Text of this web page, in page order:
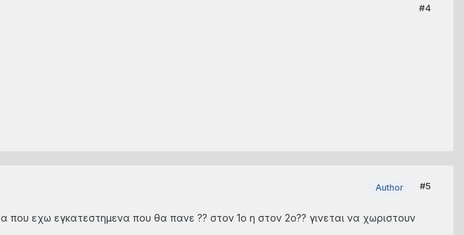
#4
Author #5
εχω εγκατεστημενα που θα πανε ?? στον 1ο η στον 2ο?? γινεται να χωριστουν